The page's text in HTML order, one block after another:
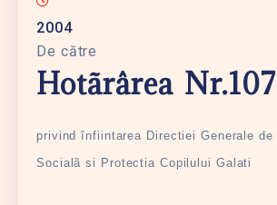
2004
De către
Hotãrârea Nr.107
privind înfiintarea Directiei Generale
Socialã si Protectia Copilului Galati